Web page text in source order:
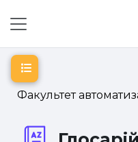
Факультет
Відкритий